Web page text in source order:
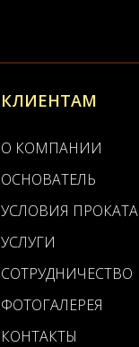
КЛИЕНТАМ
О КОМПАНИИ
ОСНОВАТЕЛЬ
УСЛОВИЯ ПРОКАТА
УСЛУГИ
СОТРУДНИЧЕСТВО
ФОТОГАЛЕРЕЯ
КОНТАКТЫ